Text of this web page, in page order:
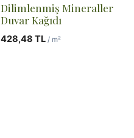
Dilimlenmiş Mineraller
Duvar Kağıdı
428,48 TL / m²